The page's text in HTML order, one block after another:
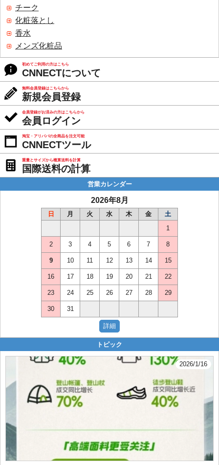
チーク
化粧落とし
香水
メンズ化粧品
初めてご利用の方はこちら
CNNECTについて
無料会員登録はこちらから
新規会員登録
会員登録がお済みの方はこちらから
会員ログイン
淘宝・アリババの全商品を注文可能
CNNECTツール
重量とサイズから概算送料を計算
国際送料の計算
営業カレンダー
2026年8月
日 月 火 水 木 金
土
1
2 3 4 5 6 7 8
9 10 11 12 13 14 15
16 17 18 19 20 21 22
23 24 25 26 27 28 29
30 31
トピック
2026/1/16